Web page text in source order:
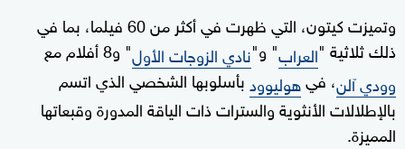
وتميزت كيتون، التي ظهرت في أكثر من 60 فيلما، بما في
ذلك ثلاثية "العراب" و"نادي الزوجات الأول" و8 أفلام مع
وودي آلن، فيهوليوودبأسلوبها الشخصي الذي اتسم
بالإطلالات الأنثوية والسترات ذات الياقة المدورة وقبعاتها
المميزة.